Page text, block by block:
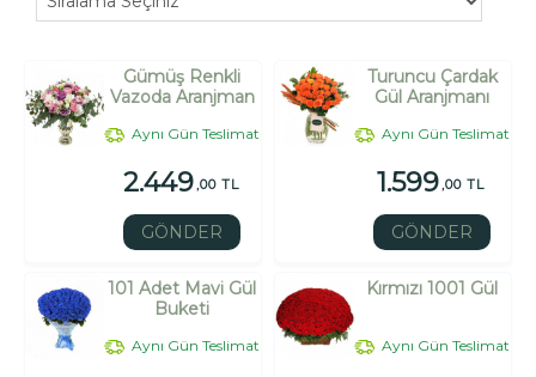
Gümüş Renkli
Vazoda Aranjman
Aynı Gün Teslimat
2.449,00 TL
GÖNDER
Turuncu Çardak
Gül Aranjmanı
Aynı Gün Teslimat
1.599,00 TL
GÖNDER
101 Adet Mavi Gül
Buketi
Aynı Gün Teslimat
Kırmızı 1001 Gül
Aynı Gün Teslimat